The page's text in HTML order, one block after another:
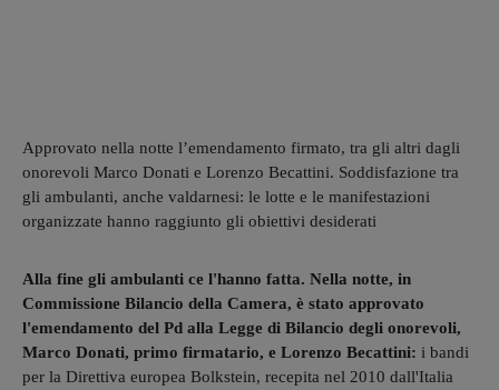
Approvato nella notte l’emendamento firmato, tra gli altri dagli
onorevoli Marco Donati e Lorenzo Becattini. Soddisfazione tra
gli ambulanti, anche valdarnesi: le lotte e le manifestazioni
organizzate hanno raggiunto gli obiettivi desiderati
Alla fine gli ambulanti ce l'hanno fatta. Nella notte, in
Commissione Bilancio della Camera, è stato approvato
l'emendamento del Pd alla Legge di Bilancio degli onorevoli,
Marco Donati, primo firmatario, e Lorenzo Becattini: i bandi
per la Direttiva europea Bolkstein, recepita nel 2010 dall'Italia